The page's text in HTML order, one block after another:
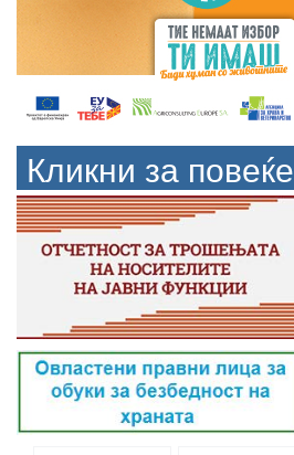
Кликни за повеќе